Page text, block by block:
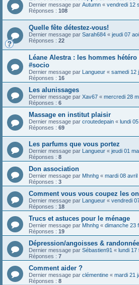
Dernier message par Autumn « vendredi 12
Réponses : 108
Quelle fête détestez-vous!
Dernier message par Sarah684 « jeudi 07
Réponses : 22
Léane Alestra : les hommes
#socio
Dernier message par Langueur « samedi 12
Réponses : 16
Les alunissages
Dernier message par Xav67 « mercredi 28
Réponses : 6
Massage en institut plaisir
Dernier message par croutedepain « lundi
Réponses : 69
Les parfums que vous portez
Dernier message par Langueur « jeudi 01
Réponses : 8
Don association
Dernier message par Mhnhg « mardi 08 avril
Réponses : 3
Comment vous vous coupez les
Dernier message par Langueur « vendredi
Réponses : 18
Trucs et astuces pour le ménage
Dernier message par Mhnhg « dimanche 23
Réponses : 19
Dépression/angoisses &
Dernier message par Sébastien91 « lundi
Réponses : 7
Comment aider ?
Dernier message par clémentine « mardi 21
Réponses : 8